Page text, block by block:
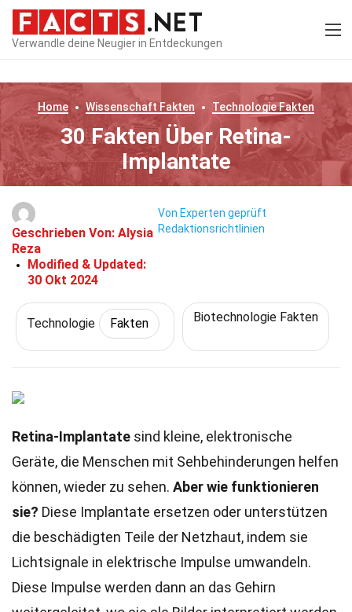
Verwandle deine Neugier in Entdeckungen
Home Wissenschaft Fakten TechnologieFakten
30 Fakten Über Retina-
Implantate
Geschrieben Von: Alysia
Reza
Modified & Updated:
30 Okt 2024
Von Experten geprüft
Redaktionsrichtlinien
Technologie Fakten Biotechnologie Fakten
Retina-Implantate sind kleine, elektronische
Geräte, die Menschen mit Sehbehinderungen helfen
können, wieder zu sehen. Aber wie funktionieren
sie? Diese Implantate ersetzen oder unterstützen
die beschädigten Teile der Netzhaut, indem sie
Lichtsignale in elektrische Impulse umwandeln.
Diese Impulse werden dann an das Gehirn